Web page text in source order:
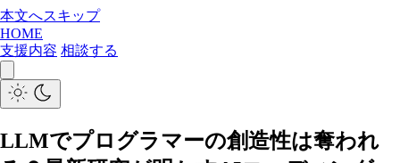
本文へスキップ
HOME
支援内容 相談する
LLMでプログラマーの創造性は奪われ